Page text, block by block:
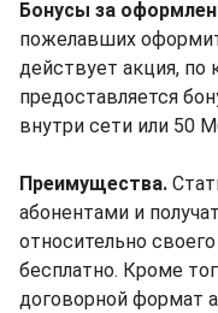
Бонусы за
пожелавших
действует акция, по
предоставляется
внутри сети или 50
Преимущества.
абонентами и
относительно
бесплатно. Кроме
договорной формат